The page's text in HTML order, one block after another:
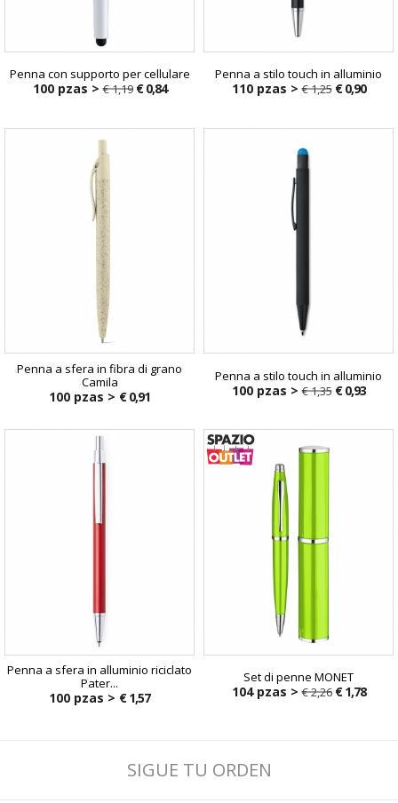
Penna con supporto per cellulare
100 pzas >€ 1,19 € 0,84
Penna a stilo touch in alluminio
110 pzas >€ 1,25 € 0,90
Penna a sfera in fibra di grano
Camila
100 pzas > € 0,91
Penna a stilo touch in alluminio
100 pzas >€ 1,35 € 0,93
Penna a sfera in alluminio riciclato
Pater...
100 pzas > € 1,57
Set di penne MONET
104 pzas >€ 2,26 € 1,78
SIGUE TU ORDEN